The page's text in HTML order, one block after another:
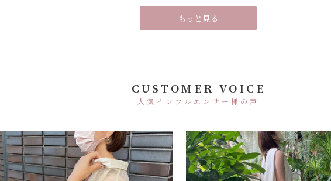
もっと見る
CUSTOMER VOICE
人気インフルエンサー様の声